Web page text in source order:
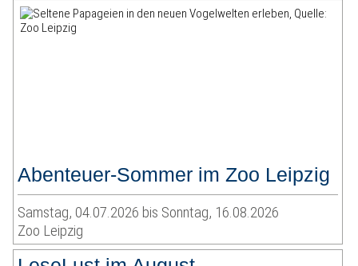
Abenteuer-Sommer im Zoo Leipzig
Samstag, 04.07.2026 bis Sonntag, 16.08.2026
Zoo Leipzig